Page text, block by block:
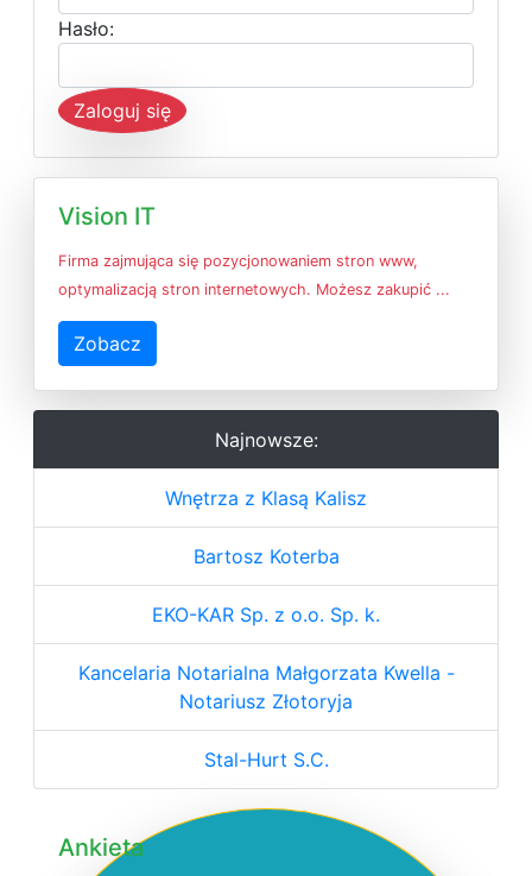
Hasło:
Zaloguj się
Vision IT
Firma zajmująca się pozycjonowaniem stron www,
optymalizacją stron internetowych. Możesz zakupić ...
Zobacz
Najnowsze:
Wnętrza z Klasą Kalisz
Bartosz Koterba
EKO-KAR Sp. z o.o. Sp. k.
Kancelaria Notarialna Małgorzata Kwella -
Notariusz Złotoryja
Stal-Hurt S.C.
Ankieta